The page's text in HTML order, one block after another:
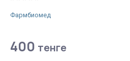
Фармбиомед
400 тенге